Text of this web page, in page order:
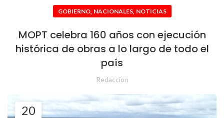
GOBIERNO, NACIONALES, NOTICIAS
MOPT celebra 160 años con ejecución
histórica de obras a lo largo de todo el
país
Redaccion
20